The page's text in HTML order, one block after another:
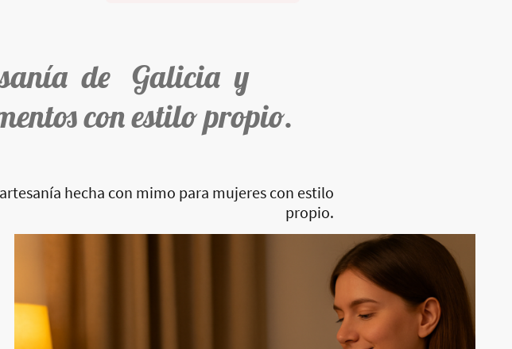
de Galicia y
con estilo propio.
hecha con mimo para mujeres con estilo
propio.